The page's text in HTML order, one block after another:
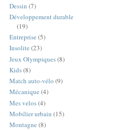
Dessin (7)
Développement durable
(19)
Entreprise (5)
Insolite (23)
Jeux Olympiques(8)
Kids(8)
Match auto-vélo (9)
Mécanique (4)
Mes velos(4)
Mobilier urbain (15)
Montagne (8)